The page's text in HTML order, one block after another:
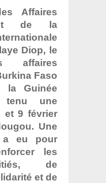
Affaires
et de la
Diop, le
affaires
Faso
Guinée
tenu une
et 9 février
Une
a eu pour
les
de
et de